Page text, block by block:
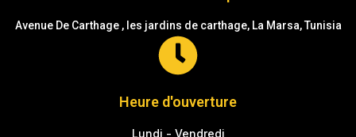
Avenue De Carthage , les jardins de carthage, La Marsa, Tunisia
Heure d'ouverture
Lundi - Vendredi